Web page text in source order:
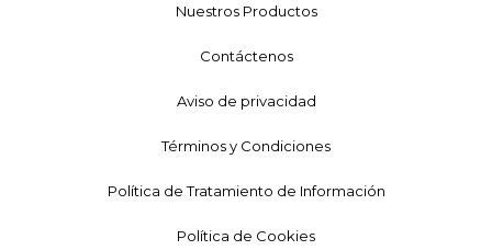
Nuestros Productos
Contáctenos
Aviso de privacidad
Términos y Condiciones
Política de Tratamiento de Información
Política de Cookies